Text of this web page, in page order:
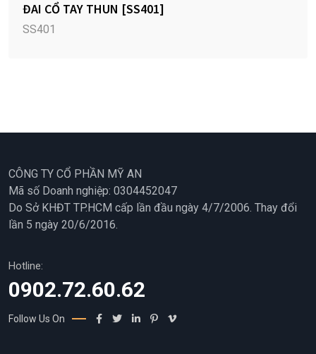
ĐAI CỔ TAY THUN [SS401]
SS401
CÔNG TY CỔ PHẦN MỸ AN
Mã số Doanh nghiệp: 0304452047
Do Sở KHĐT TP.HCM cấp lần đầu ngày 4/7/2006. Thay đổi
lần 5 ngày 20/6/2016.
Hotline:
0902.72.60.62
Follow Us On